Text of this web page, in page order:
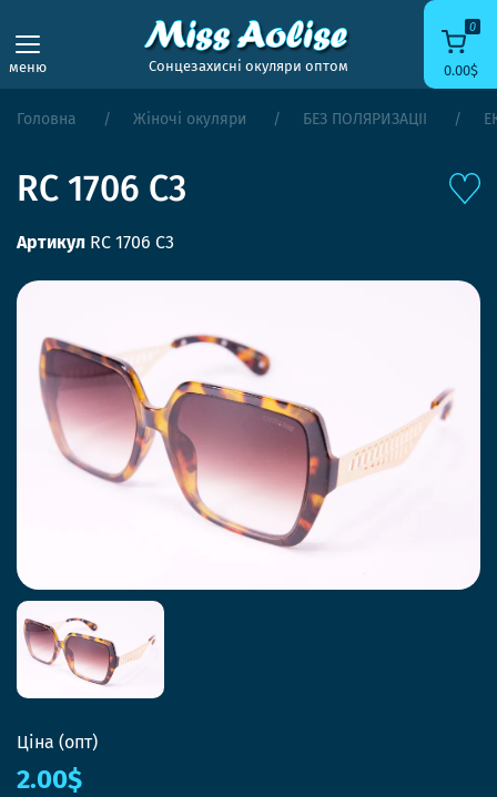
меню Сонцезахисні окуляри оптом
0
0.00$
Головна Жіночі окуляри БЕЗ ПОЛЯРИЗАЦІЇ
RC 1706 C3
Артикул RC 1706 C3
Ціна (опт)
2.00$